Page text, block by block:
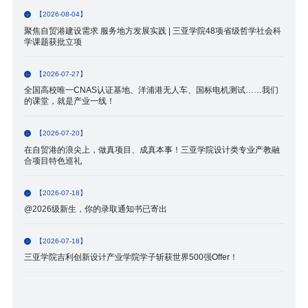
【2026-08-04】
聚焦自贸港建设需求 服务地方发展实践 | 三亚学院48项省级哲学社会科
学课题获批立项
【2026-07-27】
全国高校唯一CNAS认证基地、洋浦港无人车、国标电机测试……我们
的课堂，就是产业一线！
【2026-07-20】
在自贸港的浪尖上，做真项目、成真本事！三亚学院设计类专业产教融
合项目特色巡礼
【2026-07-18】
@2026级新生，你的录取通知书已寄出
【2026-07-18】
三亚学院吉利创新设计产业学院学子斩获世界500强Offer！